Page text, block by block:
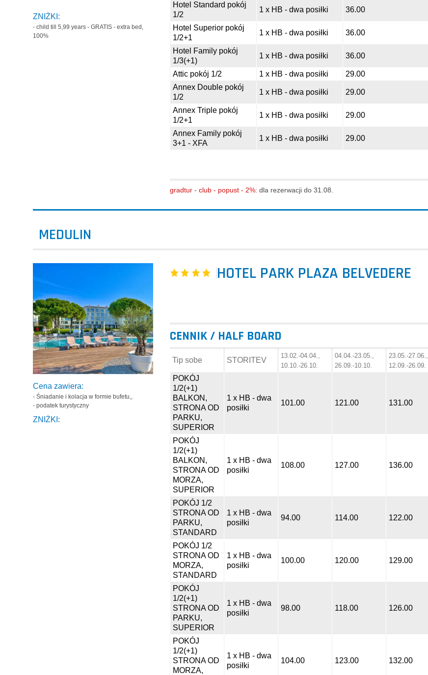
ZNIŻKI:
- child till 5,99 years - GRATIS - extra bed,
100%
Hotel Standard pokój
1/2
1 x HB - dwa posiłki 36.00
Hotel Superior pokój
1/2+1
1 x HB - dwa posiłki 36.00
Hotel Family pokój
1/3(+1)
1 x HB - dwa posiłki 36.00
Attic pokój 1/2 1 x HB - dwa posiłki 29.00
Annex Double pokój
1/2
1 x HB - dwa posiłki 29.00
Annex Triple pokój
1/2+1
1 x HB - dwa posiłki 29.00
Annex Family pokój
3+1 - XFA
1 x HB - dwa posiłki 29.00
gradtur - club - popust - 2%:dla rezerwacji do 31.08.
MEDULIN
Cena zawiera:
- Śniadanie i kolacja w formie bufetu,,
- podatek turystyczny
ZNIŻKI:
HOTEL PARK PLAZA BELVEDERE
CENNIK / HALF BOARD
Tip sobe STORITEV
13.02.-04.04.,
10.10.-26.10.
04.04.-23.05.,
26.09.-10.10.
23.05.-27.06.,
12.09.-26.09.
POKÓJ
1/2(+1)
BALKON,
STRONA OD
PARKU,
SUPERIOR
1 x HB - dwa
posiłki
101.00 121.00 131.00
POKÓJ
1/2(+1)
BALKON,
STRONA OD
MORZA,
SUPERIOR
1 x HB - dwa
posiłki
108.00 127.00 136.00
POKÓJ 1/2
STRONA OD
PARKU,
STANDARD
1 x HB - dwa
posiłki
94.00 114.00 122.00
POKÓJ 1/2
STRONA OD
MORZA,
STANDARD
1 x HB - dwa
posiłki
100.00 120.00 129.00
POKÓJ
1/2(+1)
STRONA OD
PARKU,
SUPERIOR
1 x HB - dwa
posiłki
98.00 118.00 126.00
POKÓJ
1/2(+1)
STRONA OD
MORZA,
1 x HB - dwa
posiłki
104.00 123.00 132.00